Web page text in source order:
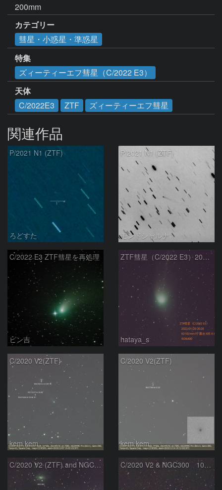
200mm
カテゴリー
彗星・小惑星・準惑星
特集
ズィーティーエフ彗星（C/2022 E3）
天体
C/2022E3
ZTF ズィーティーエフ彗星
関連作品
P/2021 N1 (ZTF)
ろどすた
P/2021 N1 (ZTF)
モンドシャルナ
C/2022 E3 ZTF彗星を再処理
ピン吉
ZTF彗星（C/2022 E3）2023/01/26
hataya_s
C/2020 V2(ZTF)
kem.kem
C/2020 V2(ZTF)
kem.kem
C/2020 V2 (ZTF) and NGC300 C/2020 V2 & NGC300 10/15